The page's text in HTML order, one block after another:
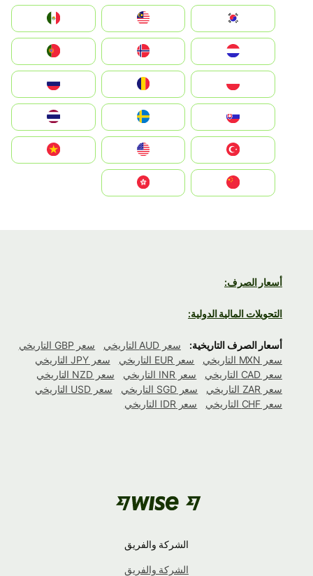
South Korea
Nederland
Portugal
România
Slovensko
United States
Vietnam
أسعار الصرف:
التحويلات المالية الدولية:
أسعار الصرف التاريخية: سعر AUD التاريخي
سعر GBP التاريخي
سعر MXN التاريخي
سعر EUR التاريخي
سعر JPY التاريخي
سعر CAD التاريخي
سعر INR التاريخي
سعر NZD التاريخي
سعر ZAR التاريخي
سعر SGD التاريخي
سعر USD التاريخي
سعر CHF التاريخي
سعر IDR التاريخي
الشركة والفريق
الشركة والفريق